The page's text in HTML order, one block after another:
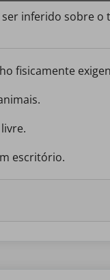
inferido sobre o
fisicamente
escritório.